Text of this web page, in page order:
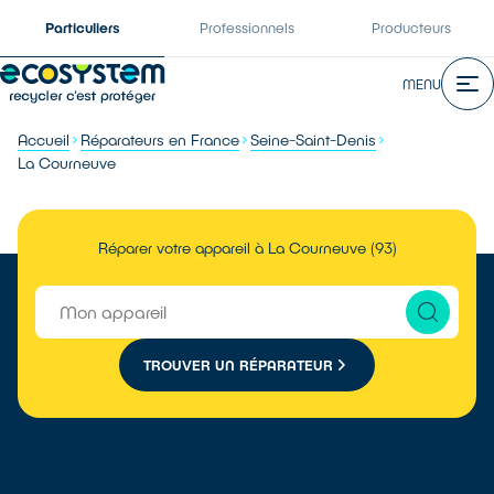
Particuliers Professionnels Producteurs
MENU
Accueil Réparateurs en France Seine-Saint-Denis
La Courneuve
Réparer votre appareil à La Courneuve (93)
TROUVER UN RÉPARATEUR